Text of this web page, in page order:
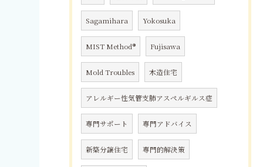
Sagamihara Yokosuka
MIST Method® Fujisawa
Mold Troubles 木造住宅
アレルギー性気管支肺アスペルギルス症
専門サポート 専門アドバイス
新築分譲住宅 専門的解決策